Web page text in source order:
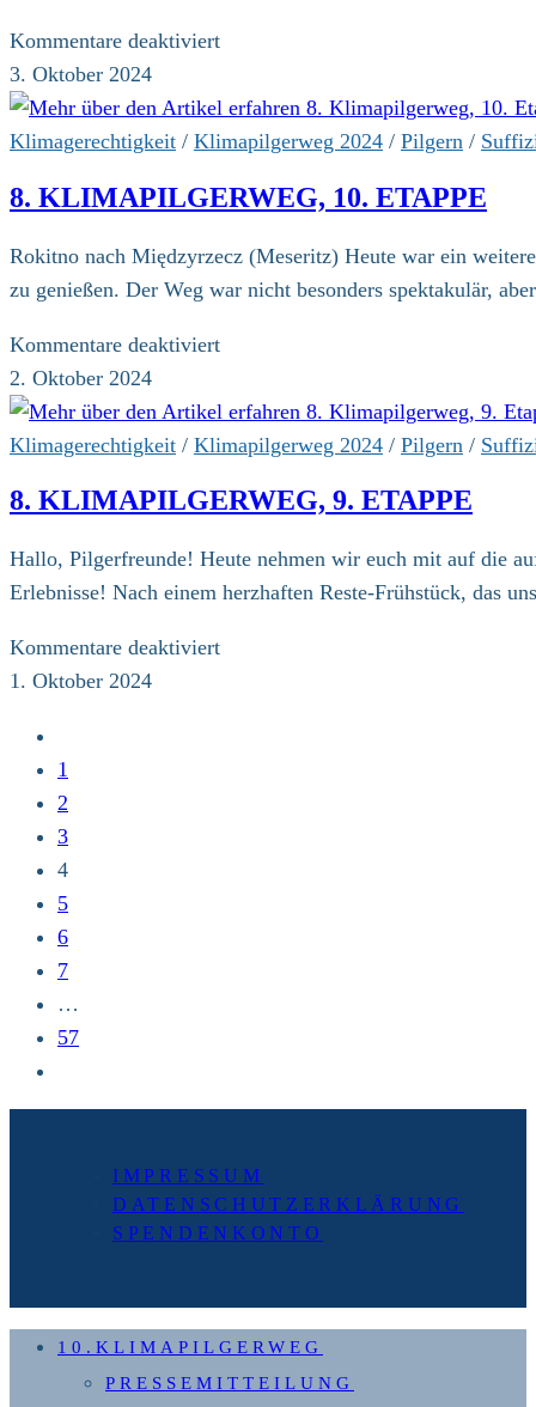
Kommentare deaktiviertfür
Klimapilgerweg,
Międzyrzecz
3. Oktober 2024
Klimagerechtigkeit / Klimapilgerweg 2024 / Pilgern /
8. KLIMAPILGERWEG, 10. ETAPPE
Rokitno nach Międzyrzecz (Meseritz) Heute war ein
zu genießen. Der Weg war nicht besonders spektakulär,
Kommentare deaktiviertfür
Klimapilgerweg,
10.
2. Oktober 2024
Klimagerechtigkeit / Klimapilgerweg 2024 / Pilgern /
8. KLIMAPILGERWEG, 9. ETAPPE
Hallo, Pilgerfreunde! Heute nehmen wir euch mit auf die
Erlebnisse! Nach einem herzhaften Reste-Frühstück, das
Kommentare deaktiviertfür
1. Oktober 2024
vorherigen
Seite
1
2
3
4
5
6
7
…
57
nächsten
IMPRESSUM
DATENSCHUTZERKLÄRUNG
SPENDENKONTO
10.KLIMAPILGERWEG
PRESSEMITTEILUNG